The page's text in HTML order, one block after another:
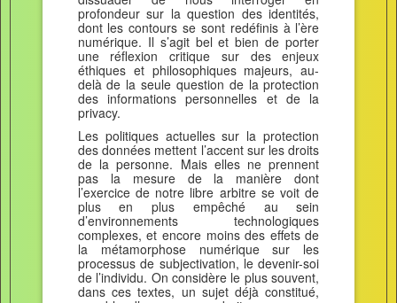
profondeur sur la question des identités,
dont les contours se sont redéfinis à l’ère
numérique. Il s’agit bel et bien de porter
une réflexion critique sur des enjeux
éthiques et philosophiques majeurs, au-
delà de la seule question de la protection
des informations personnelles et de la
privacy.
Les politiques actuelles sur la protection
des données mettent l’accent sur les droits
de la personne. Mais elles ne prennent
pas la mesure de la manière dont
l’exercice de notre libre arbitre se voit de
plus en plus empêché au sein
d’environnements technologiques
complexes, et encore moins des effets de
la métamorphose numérique sur les
processus de subjectivation, le devenir-soi
de l’individu. On considère le plus souvent,
dans ces textes, un sujet déjà constitué,